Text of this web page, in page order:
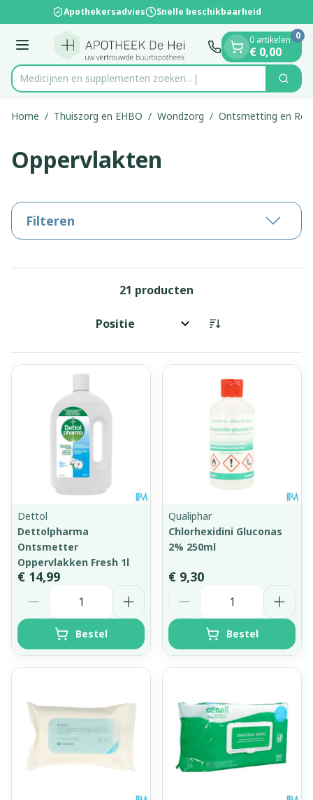
Ga naar de inhoud
1 van 1 Apothekersadvies Snelle beschikbaarheid
Menu
Product, merk, categorie...
Medicijnen en supplem Zoek
0 artikelen
€ 0,00
0
Home / Thuiszorg en EHBO / Wondzorg / Ontsmetting en
Oppervlakten
Filteren
21 producten
Sorteer op:
Dettol
Dettolpharma
Ontsmetter
Oppervlakken Fresh 1l
€ 14,99
Bestel
Qualiphar
Chlorhexidini Gluconas
2% 250ml
€ 9,30
Bestel